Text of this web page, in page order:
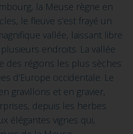
la Meuse règne en
le fleuve s’est frayé un
vallée, laissant libre
endroits. La vallée
des régions les plus sèches
d’Europe occidentale. Le
gravillons et en gravier,
depuis les herbes
élégantes vignes qui,